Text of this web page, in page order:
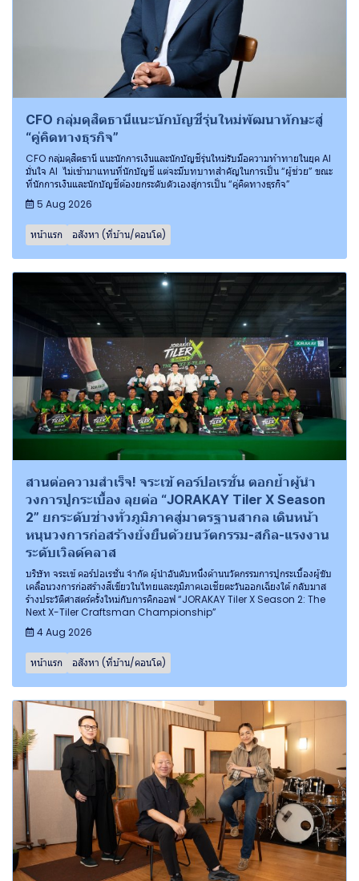
CFO กลุ่มดุสิตธานีแนะนักบัญชีรุ่นใหม่พัฒนาทักษะสู่
“คู่คิดทางธุรกิจ”
CFO กลุ่มดุสิตธานี แนะนักการเงินและนักบัญชีรุ่นใหม่รับมือความท้าทายในยุค AI
มั่นใจ AI ไม่เข้ามาแทนที่นักบัญชี แต่จะมีบทบาทสำคัญในการเป็น “ผู้ช่วย” ขณะ
ที่นักการเงินและนักบัญชีต้องยกระดับตัวเองสู่การเป็น “คู่คิดทางธุรกิจ”
5 Aug 2026
หน้าแรก อสังหา (ที่บ้าน/คอนโด)
สานต่อความสำเร็จ! จระเข้ คอร์ปอเรชั่น ตอกย้ำผู้นำ
วงการปูกระเบื้อง ลุยต่อ “JORAKAY Tiler X Season
2” ยกระดับช่างทั่วภูมิภาคสู่มาตรฐานสากล เดินหน้า
หนุนวงการก่อสร้างยั่งยืนด้วยนวัตกรรม-สกิล-แรงงาน
ระดับเวิลด์คลาส
บริษัท จระเข้ คอร์ปอเรชั่น จำกัด ผู้นำอันดับหนึ่งด้านนวัตกรรมการปูกระเบื้องผู้ขับ
เคลื่อนวงการก่อสร้างสีเขียวในไทยและภูมิภาคเอเชียตะวันออกเฉียงใต้ กลับมาส
ร้างประวัติศาสตร์ครั้งใหม่กับการคิกออฟ “JORAKAY Tiler X Season 2: The
Next X-Tiler Craftsman Championship”
4 Aug 2026
หน้าแรก อสังหา (ที่บ้าน/คอนโด)